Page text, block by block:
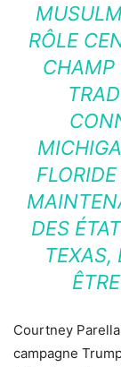
RÔLE
CHAMP
DES
TEXAS,
Courtney
campagne